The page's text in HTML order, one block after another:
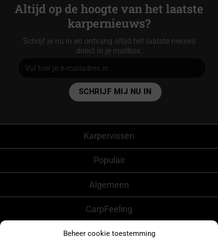
Beheer cookie toestemming
Altijd op de hoogte van het laatste
karpernieuws?
Schrijf je nu in en ontvang altijd het laatste nieuws
direct in je mailbox.
Karpervissen
Populair
Algemeen
CarpFeeling